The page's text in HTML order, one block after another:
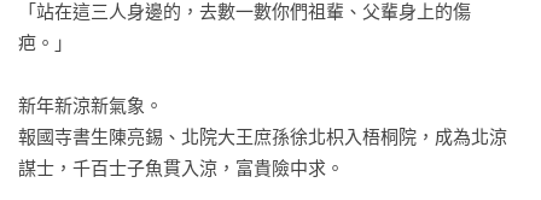
「站在這三人身邊的，去數一數你們祖輩、父輩身上的傷
疤。」
新年新涼新氣象。
報國寺書生陳亮錫、北院大王庶孫徐北枳入梧桐院，成為北涼
謀士，千百士子魚貫入涼，富貴險中求。